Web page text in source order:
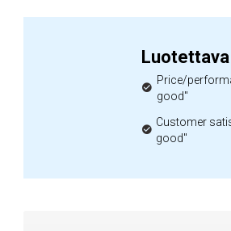
Price/
good"
Customer
good"